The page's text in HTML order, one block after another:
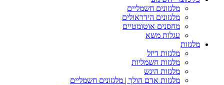
מלגזונים חשמליים
מלגזונים הידראולים
מחסנים אוטומטיים
עגלות משא
מלגזות
מלגזות דיזל
מלגזות חשמליות
מלגזות היגש
מלגזות אדם הולך | מלגזונים חשמליים